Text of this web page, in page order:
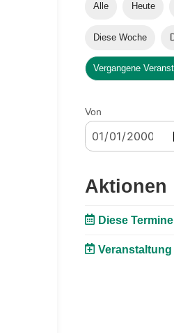
Alle Heute
Diese Woche
Vergangene
Von
Aktionen
Diese